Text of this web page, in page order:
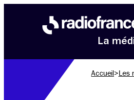
La
Accueil > Les